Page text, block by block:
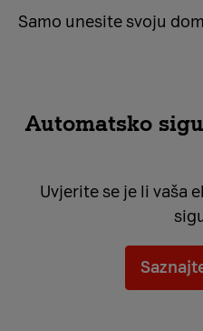
Samo unesite svoju
Automatsko
Uvjerite se je li vaša